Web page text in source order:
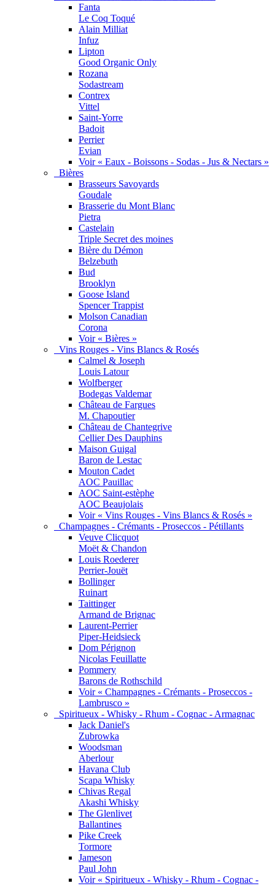
Fanta
Le Coq Toqué
Alain Milliat
Infuz
Lipton
Good Organic Only
Rozana
Sodastream
Contrex
Vittel
Saint-Yorre
Badoit
Perrier
Evian
Voir « Eaux - Boissons - Sodas - Jus & Nectars »
Bières
Brasseurs Savoyards
Goudale
Brasserie du Mont Blanc
Pietra
Castelain
Triple Secret des moines
Bière du Démon
Belzebuth
Bud
Brooklyn
Goose Island
Spencer Trappist
Molson Canadian
Corona
Voir « Bières »
Vins Rouges - Vins Blancs & Rosés
Calmel & Joseph
Louis Latour
Wolfberger
Bodegas Valdemar
Château de Fargues
M. Chapoutier
Château de Chantegrive
Cellier Des Dauphins
Maison Guigal
Baron de Lestac
Mouton Cadet
AOC Pauillac
AOC Saint-estèphe
AOC Beaujolais
Voir « Vins Rouges - Vins Blancs & Rosés »
Champagnes - Crémants - Proseccos - Pétillants
Veuve Clicquot
Moët & Chandon
Louis Roederer
Perrier-Jouët
Bollinger
Ruinart
Taittinger
Armand de Brignac
Laurent-Perrier
Piper-Heidsieck
Dom Pérignon
Nicolas Feuillatte
Pommery
Barons de Rothschild
Voir « Champagnes - Crémants - Proseccos -
Lambrusco »
Spiritueux - Whisky - Rhum - Cognac - Armagnac
Jack Daniel's
Zubrowka
Woodsman
Aberlour
Havana Club
Scapa Whisky
Chivas Regal
Akashi Whisky
The Glenlivet
Ballantines
Pike Creek
Tormore
Jameson
Paul John
Voir « Spiritueux - Whisky - Rhum - Cognac -